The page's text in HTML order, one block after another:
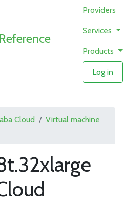
Providers
Services
Products
Log in
Cloud
Virtual machine